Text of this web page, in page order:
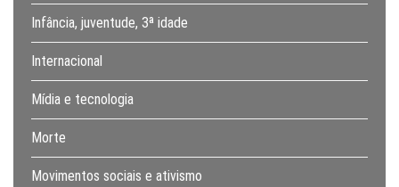
Infância, juventude, 3ª idade
Internacional
Mídia e tecnologia
Morte
Movimentos sociais e ativismo